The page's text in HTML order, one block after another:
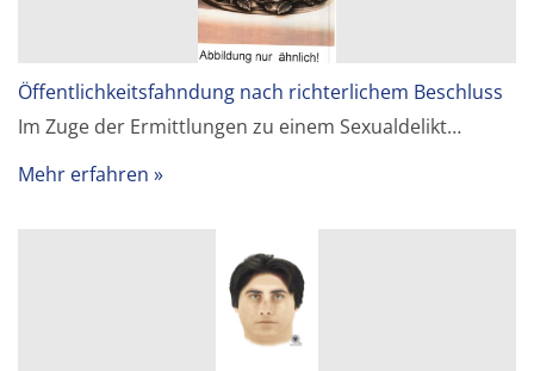
Öffentlichkeitsfahndung nach richterlichem Beschluss
Im Zuge der Ermittlungen zu einem Sexualdelikt…
Mehr erfahren